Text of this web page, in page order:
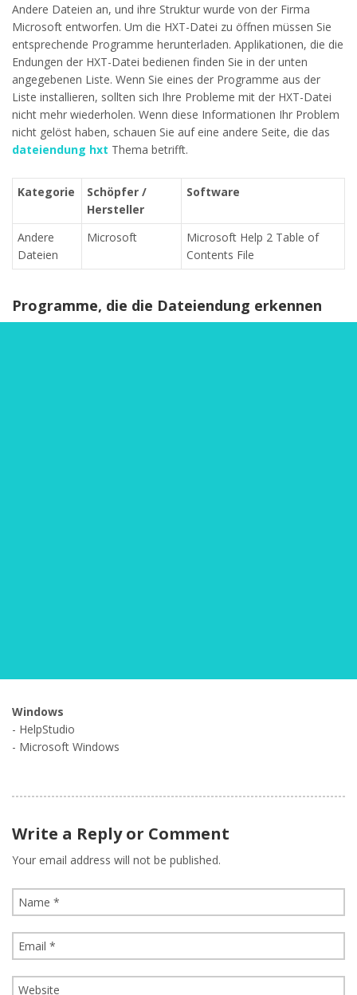
Andere Dateien an, und ihre Struktur wurde von der Firma
Microsoft entworfen. Um die HXT-Datei zu öffnen müssen Sie
entsprechende Programme herunterladen. Applikationen, die die
Endungen der HXT-Datei bedienen finden Sie in der unten
angegebenen Liste. Wenn Sie eines der Programme aus der
Liste installieren, sollten sich Ihre Probleme mit der HXT-Datei
nicht mehr wiederholen. Wenn diese Informationen Ihr Problem
nicht gelöst haben, schauen Sie auf eine andere Seite, die das
dateiendung hxt Thema betrifft.
Kategorie
Schöpfer /
Hersteller
Software
Andere
Dateien
Microsoft
Microsoft Help 2 Table of
Contents File
Programme, die die Dateiendung erkennen
Windows
- HelpStudio
- Microsoft Windows
Write a Reply or Comment
Your email address will not be published.